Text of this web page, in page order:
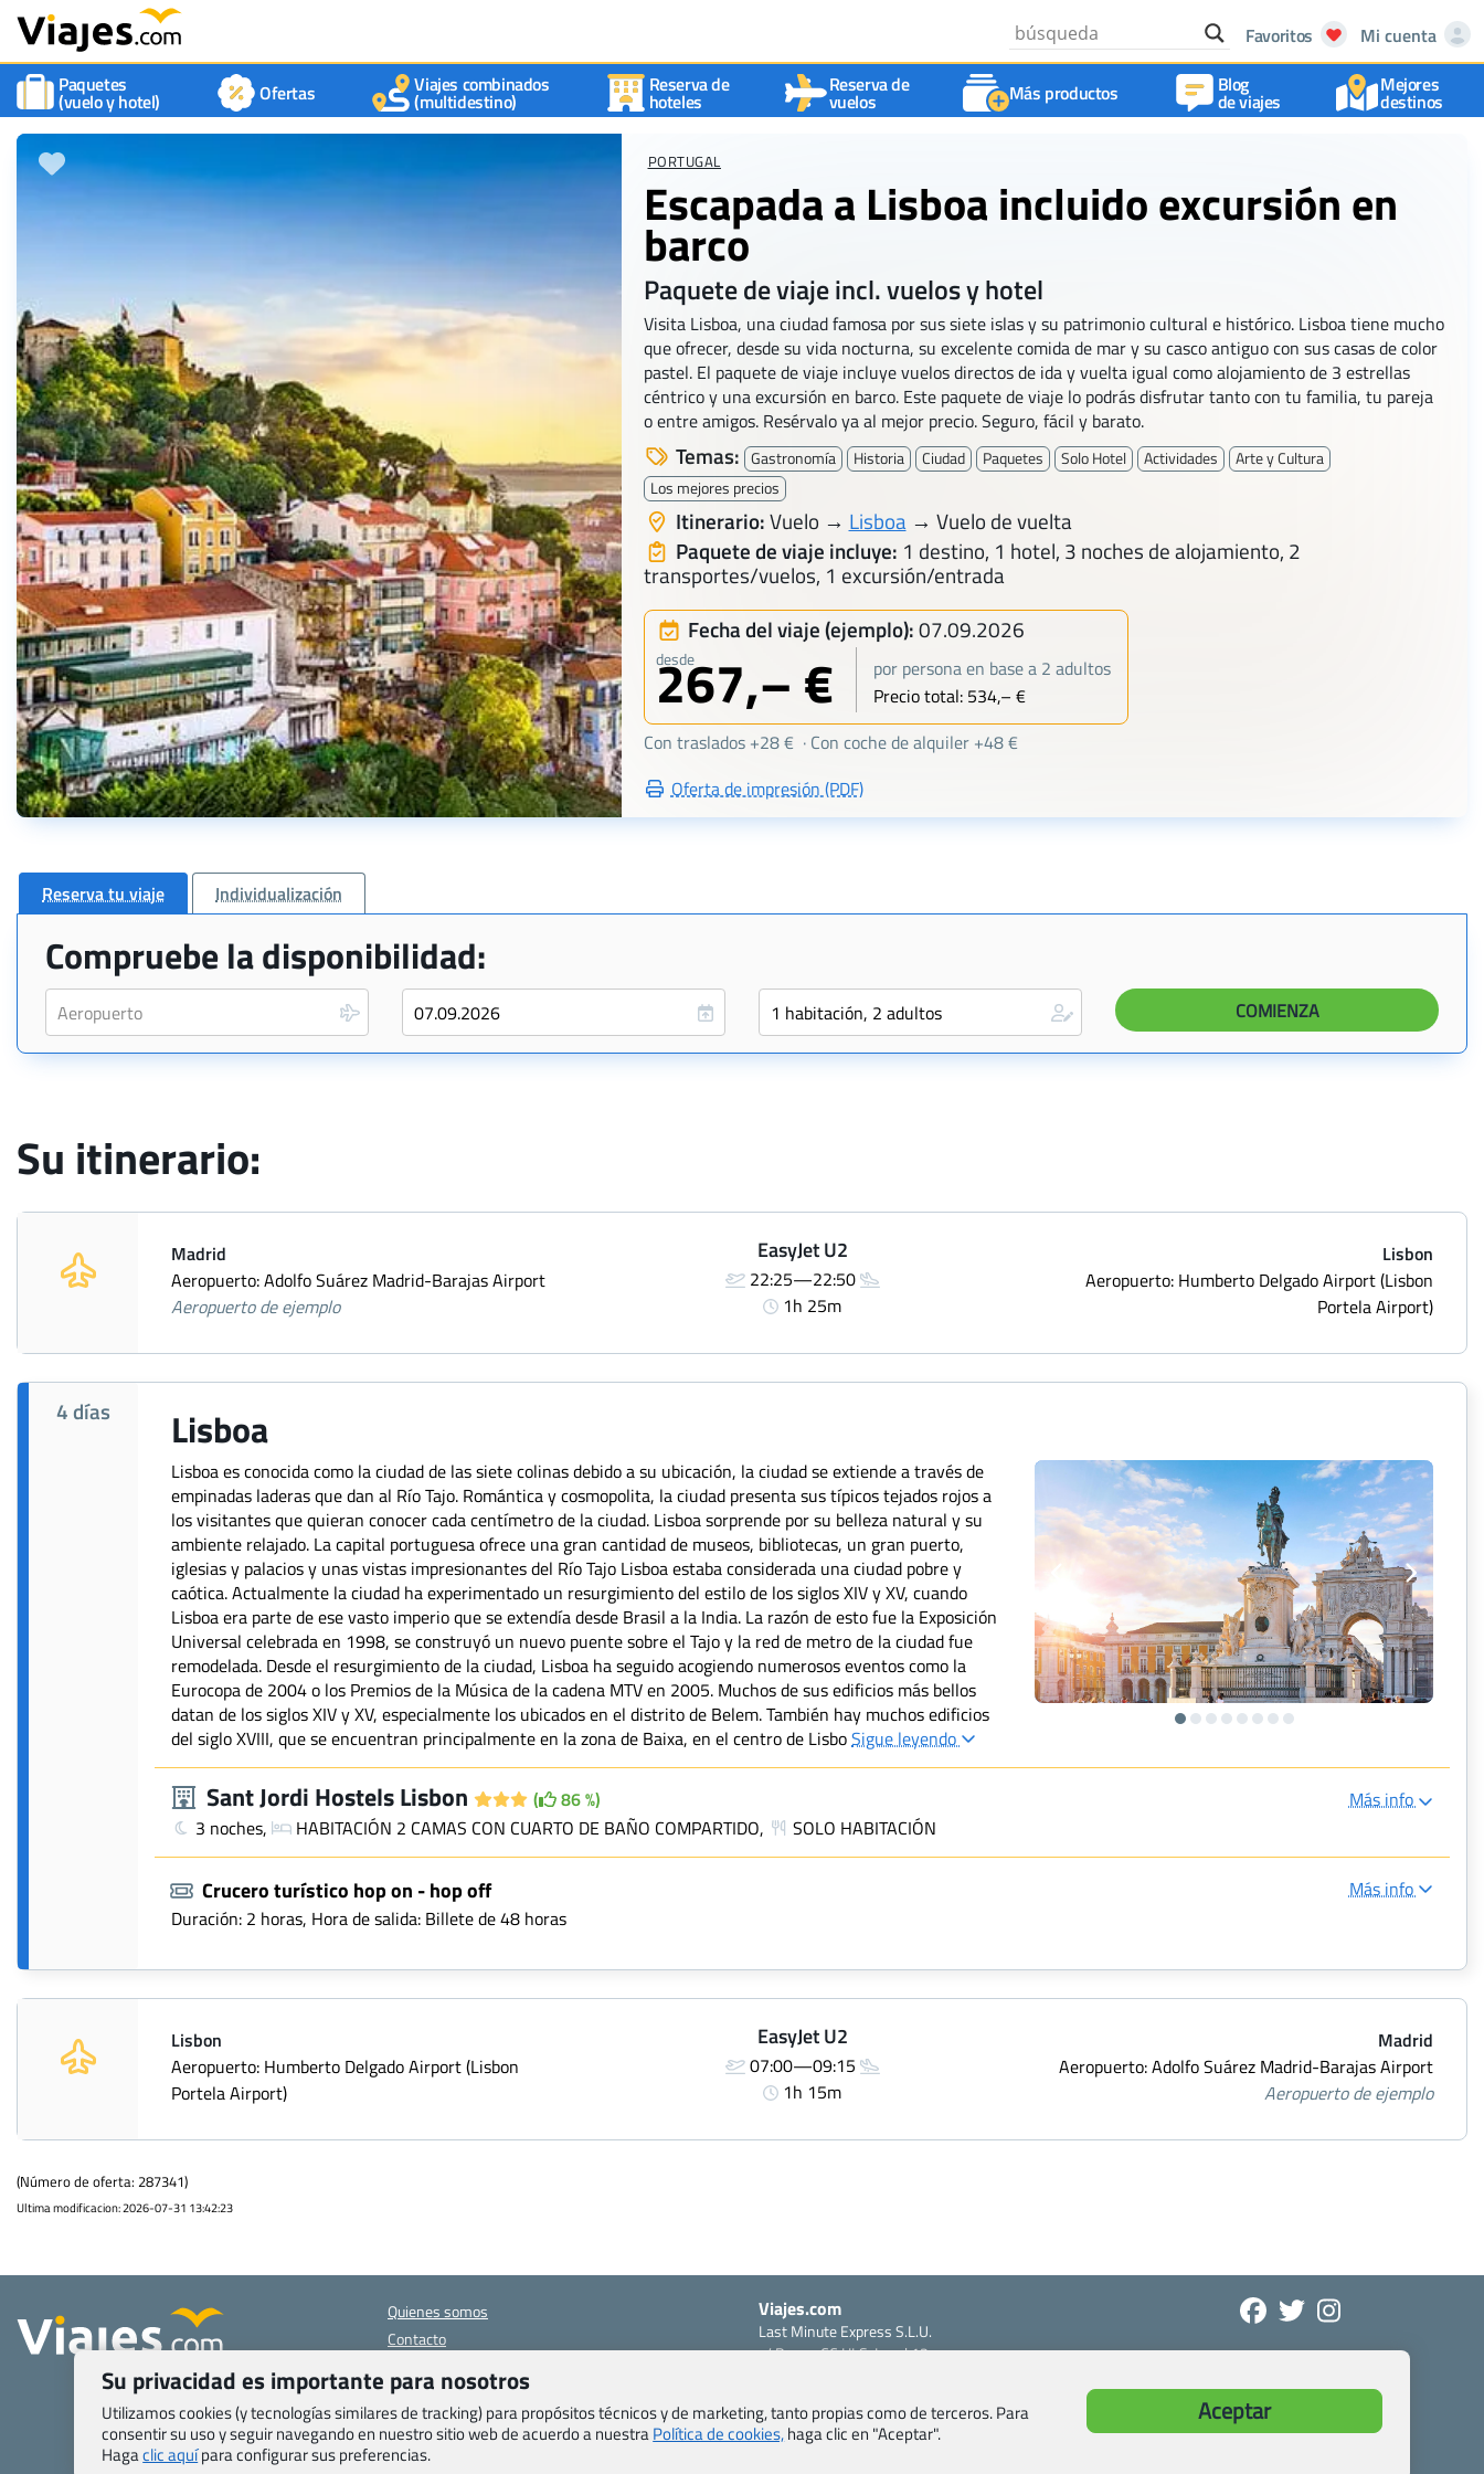
Favoritos
Mi cuenta
Paquetes
(vuelo y hotel) Ofertas Viajes combinados
(multidestino)
Reserva de
hoteles
Reserva de
vuelos Más productos Blog
de viajes
Mejores
destinos
PORTUGAL
Escapada a Lisboa incluido excursión en
barco
Paquete de viaje incl. vuelos y hotel
Visita Lisboa, una ciudad famosa por sus siete islas y su patrimonio cultural e histórico. Lisboa tiene mucho
que ofrecer, desde su vida nocturna, su excelente comida de mar y su casco antiguo con sus casas de color
pastel. El paquete de viaje incluye vuelos directos de ida y vuelta igual como alojamiento de 3 estrellas
céntrico y una excursión en barco. Este paquete de viaje lo podrás disfrutar tanto con tu familia, tu pareja
o entre amigos. Resérvalo ya al mejor precio. Seguro, fácil y barato.
Temas: Gastronomía Historia Ciudad Paquetes Solo Hotel Actividades
Arte y Cultura
Los mejores precios
Itinerario:Vuelo → Lisboa→ Vuelo de vuelta
Paquete de viaje incluye: 1 destino, 1 hotel, 3 noches de alojamiento, 2
transportes/vuelos, 1 excursión/entrada
Fecha del viaje (ejemplo):07.09.2026
desde
267,– €
por persona en base a 2 adultos
Precio total: 534,– €
Con traslados +28 € · Con coche de alquiler +48 €
Oferta de impresión (PDF)
Reserva tu viaje Individualización
Compruebe la disponibilidad:
Su itinerario:
Madrid
Aeropuerto: Adolfo Suárez Madrid-Barajas Airport
Aeropuerto de ejemplo
EasyJet U2
22:25—22:50
1h 25m
Lisbon
Aeropuerto: Humberto Delgado Airport (Lisbon
Portela Airport)
4 días Lisboa
Lisboa es conocida como la ciudad de las siete colinas debido a su ubicación, la ciudad se extiende a través de
empinadas laderas que dan al Río Tajo. Romántica y cosmopolita, la ciudad presenta sus típicos tejados rojos a
los visitantes que quieran conocer cada centímetro de la ciudad. Lisboa sorprende por su belleza natural y su
ambiente relajado. La capital portuguesa ofrece una gran cantidad de museos, bibliotecas, un gran puerto,
iglesias y palacios y unas vistas impresionantes del Río Tajo Lisboa estaba considerada una ciudad pobre y
caótica. Actualmente la ciudad ha experimentado un resurgimiento del estilo de los siglos XIV y XV, cuando
Lisboa era parte de ese vasto imperio que se extendía desde Brasil a la India. La razón de esto fue la Exposición
Universal celebrada en 1998, se construyó un nuevo puente sobre el Tajo y la red de metro de la ciudad fue
remodelada. Desde el resurgimiento de la ciudad, Lisboa ha seguido acogiendo numerosos eventos como la
Eurocopa de 2004 o los Premios de la Música de la cadena MTV en 2005. Muchos de sus edificios más bellos
datan de los siglos XIV y XV, especialmente los ubicados en el distrito de Belem. También hay muchos edificios
del siglo XVIII, que se encuentran principalmente en la zona de Baixa, en el centro de LisboSigue leyendo
Sant Jordi Hostels Lisbon (
86 %)
3 noches,
HABITACIÓN 2 CAMAS CON CUARTO DE BAÑO COMPARTIDO, SOLO HABITACIÓN
Más info
Crucero turístico hop on - hop off
Duración: 2 horas, Hora de salida: Billete de 48 horas
Más info
Lisbon
Aeropuerto: Humberto Delgado Airport (Lisbon
Portela Airport)
EasyJet U2
07:00—09:15
1h 15m
Madrid
Aeropuerto: Adolfo Suárez Madrid-Barajas Airport
Aeropuerto de ejemplo
(Número de oferta: 287341)
Ultima modificacion: 2026-07-31 13:42:23
Quienes somos
Contacto
específicas
Blog de Viajes.com
Registro de agencias
Preguntas frecuentes
Viajes.com
Last Minute Express S.L.U.
c/ Drago, CC HLS, Local 13
CIF: B76740091
Tfno: +34 922-97-17-27
Su privacidad es importante para nosotros
Utilizamos cookies (y tecnologías similares de tracking) para propósitos técnicos y de marketing, tanto propias como de terceros. Para
consentir su uso y seguir navegando en nuestro sitio web de acuerdo a nuestraPolítica de cookies,haga clic en "Aceptar".
Hagaclic aquípara configurar sus preferencias.
Aceptar